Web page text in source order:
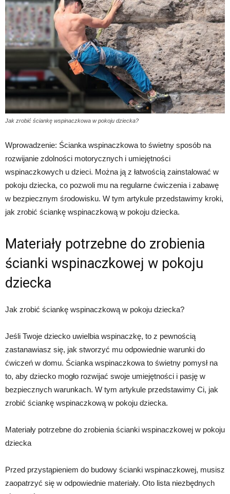
Jak zrobić ściankę wspinaczkowa w pokoju dziecka?
Wprowadzenie: Ścianka wspinaczkowa to świetny sposób na
rozwijanie zdolności motorycznych i umiejętności
wspinaczkowych u dzieci. Można ją z łatwością zainstalować w
pokoju dziecka, co pozwoli mu na regularne ćwiczenia i zabawę
w bezpiecznym środowisku. W tym artykule przedstawimy kroki,
jak zrobić ściankę wspinaczkową w pokoju dziecka.
Materiały potrzebne do zrobienia
ścianki wspinaczkowej w pokoju
dziecka
Jak zrobić ściankę wspinaczkową w pokoju dziecka?
Jeśli Twoje dziecko uwielbia wspinaczkę, to z pewnością
zastanawiasz się, jak stworzyć mu odpowiednie warunki do
ćwiczeń w domu. Ścianka wspinaczkowa to świetny pomysł na
to, aby dziecko mogło rozwijać swoje umiejętności i pasję w
bezpiecznych warunkach. W tym artykule przedstawimy Ci, jak
zrobić ściankę wspinaczkową w pokoju dziecka.
Materiały potrzebne do zrobienia ścianki wspinaczkowej w pokoju
dziecka
Przed przystąpieniem do budowy ścianki wspinaczkowej, musisz
zaopatrzyć się w odpowiednie materiały. Oto lista niezbędnych